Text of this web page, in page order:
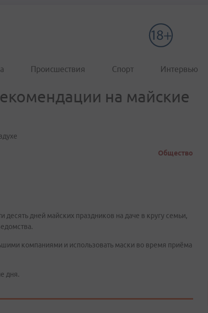
Происшествия Спорт Интервью
на майские
Общество
дней майских праздников на даче в кругу семьи,
компаниями и использовать маски во время приёма
дня.